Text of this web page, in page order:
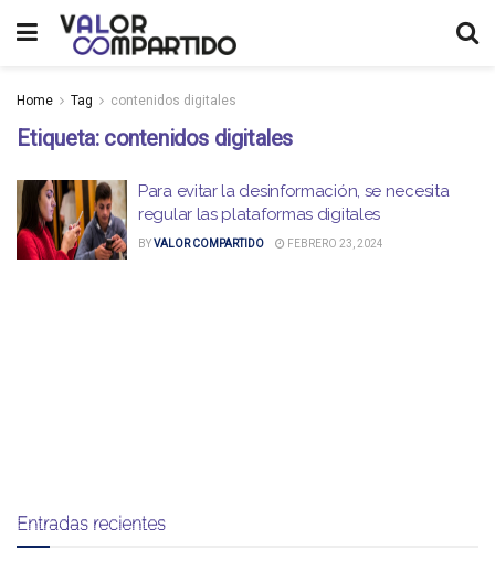
Home Tag contenidos digitales
Etiqueta: contenidos digitales
Para evitar la desinformación, se necesita
regular las plataformas digitales
BYVALOR COMPARTIDO FEBRERO 23, 2024
Entradas recientes